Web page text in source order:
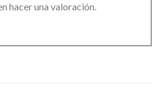
hacer una valoración.